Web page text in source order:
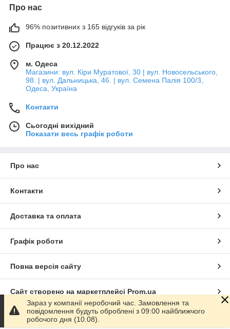
Про нас
96% позитивних з 165 відгуків за рік
Працює з 20.12.2022
м. Одеса
Магазини: вул. Кіри Муратової, 30 | вул. Новосельського,
98. | вул. Дальницька, 46. | вул. Семена Палія 100/3,
Одеса, Україна
Контакти
Сьогодні вихідний
Показати весь графік роботи
Про нас
Контакти
Доставка та оплата
Графік роботи
Повна версія сайту
Сайт створено на маркетплейсі Prom.ua
Політика конфіденційності
Зараз у компанії неробочий час. Замовлення та
повідомлення будуть оброблені з 09:00 найближчого
робочого дня (10.08).